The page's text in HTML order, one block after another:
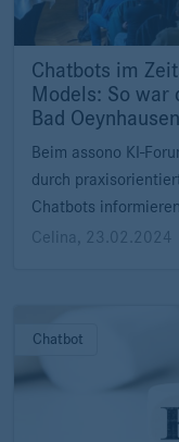
Chatbots im
Models: So war
Bad Oeynhausen
Beim assono KI-
durch
Chatbots
Celina
23.02.2024
Chatbot